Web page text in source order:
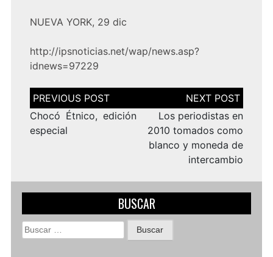
NUEVA YORK, 29 dic
http://ipsnoticias.net/wap/news.asp?
idnews=97229
Navegación
de
entradas
Chocó Étnico, edición
especial
Los periodistas en
2010 tomados como
blanco y moneda de
intercambio
BUSCAR
Buscar: